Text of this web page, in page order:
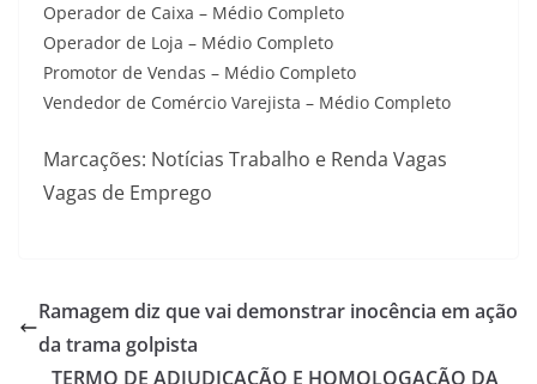
Operador de Caixa – Médio Completo
Operador de Loja – Médio Completo
Promotor de Vendas – Médio Completo
Vendedor de Comércio Varejista – Médio Completo
Marcações: Notícias Trabalho e Renda Vagas
Vagas de Emprego
Ramagem diz que vai demonstrar inocência em ação
da trama golpista
TERMO DE ADJUDICAÇÃO E HOMOLOGAÇÃO DA